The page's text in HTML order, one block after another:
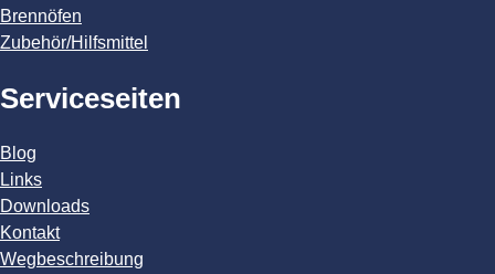
Brennöfen
Zubehör/Hilfsmittel
Serviceseiten
Blog
Links
Downloads
Kontakt
Wegbeschreibung